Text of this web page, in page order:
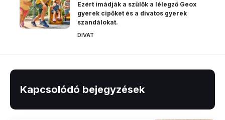
Ezért imádják a szülők a lélegző Geox
gyerek cipőket és a divatos gyerek
szandálokat.
DIVAT
Kapcsolódó bejegyzések